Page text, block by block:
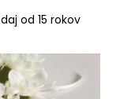
od 15 rokov